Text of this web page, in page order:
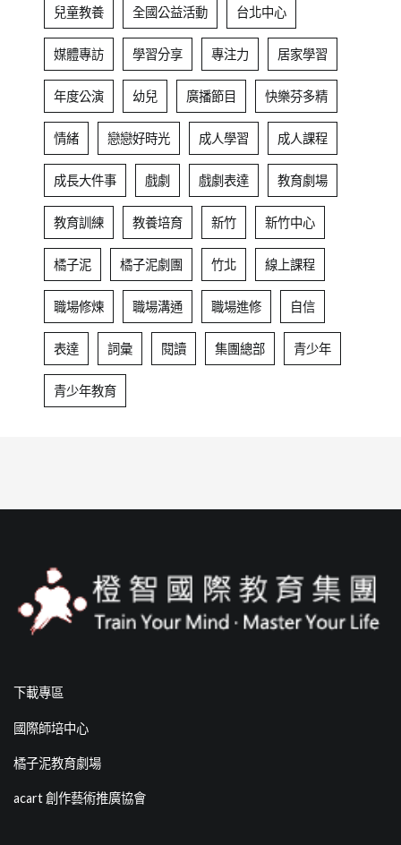
兒童教養 全國公益活動 台北中心
媒體專訪 學習分享 專注力 居家學習
年度公演 幼兒 廣播節目 快樂芬多精
情緒 戀戀好時光 成人學習 成人課程
成長大件事 戲劇 戲劇表達 教育劇場
教育訓練 教養培育 新竹 新竹中心
橘子泥 橘子泥劇團 竹北 線上課程
職場修煉 職場溝通 職場進修 自信
表達 詞彙 閱讀 集團總部 青少年
青少年教育
下載專區
國際師培中心
橘子泥教育劇場
acart 創作藝術推廣協會